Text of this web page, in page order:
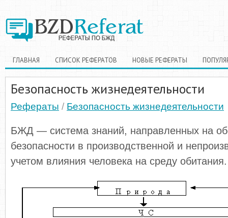
ГЛАВНАЯ СПИСОК РЕФЕРАТОВ НОВЫЕ РЕФЕРАТЫ
Безопасность жизнедеятельности
Рефераты / Безопасность жизнедеятельности
БЖД — система знаний, направленных на
безопасности в производственной и
учетом влияния человека на среду обитания.